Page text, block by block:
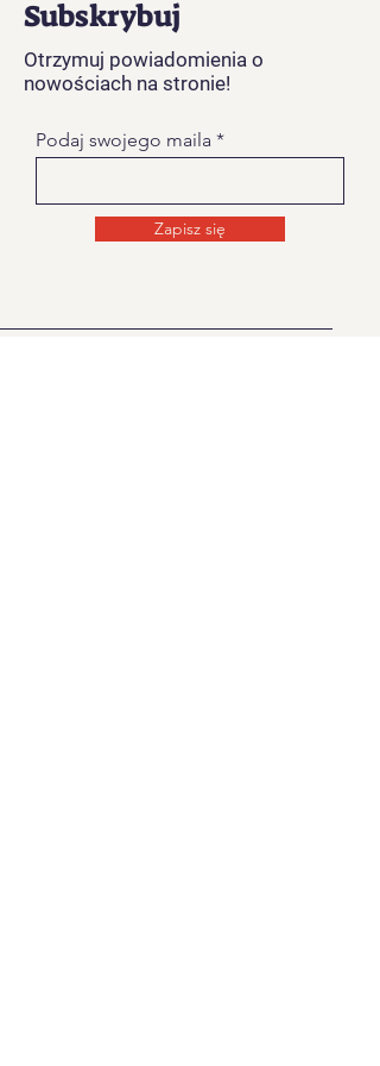
Subskrybuj
Otrzymuj powiadomienia o
nowościach na stronie!
Podaj swojego maila
Zapisz się